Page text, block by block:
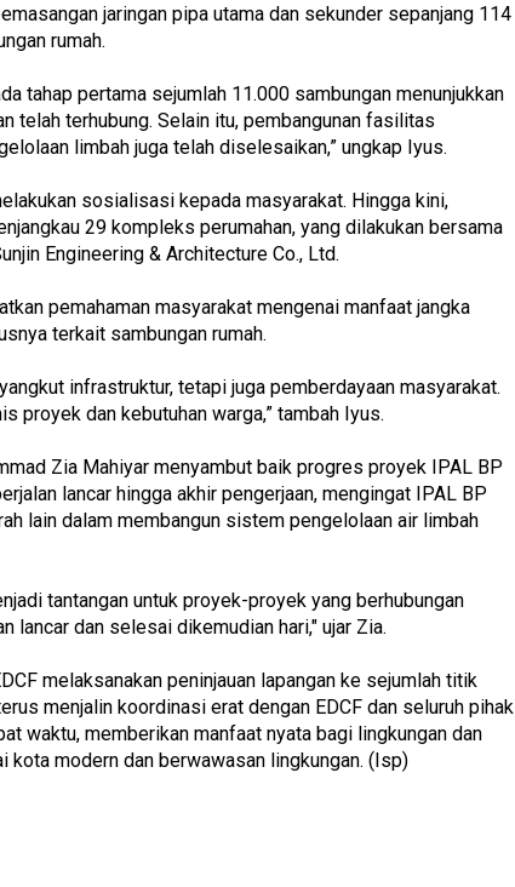
jaringan pipa utama dan sekunder sepanjang 114
rumah.
tahap pertama sejumlah 11.000 sambungan menunjukkan
telah terhubung. Selain itu, pembangunan fasilitas
limbah juga telah diselesaikan,” ungkap Iyus.
sosialisasi kepada masyarakat. Hingga kini,
29 kompleks perumahan, yang dilakukan bersama
Engineering & Architecture Co., Ltd.
pemahaman masyarakat mengenai manfaat jangka
terkait sambungan rumah.
infrastruktur, tetapi juga pemberdayaan masyarakat.
proyek dan kebutuhan warga,” tambah Iyus.
Zia Mahiyar menyambut baik progres proyek IPAL BP
lancar hingga akhir pengerjaan, mengingat IPAL BP
lain dalam membangun sistem pengelolaan air limbah
tantangan untuk proyek-proyek yang berhubungan
lancar dan selesai dikemudian hari," ujar Zia.
melaksanakan peninjauan lapangan ke sejumlah titik
menjalin koordinasi erat dengan EDCF dan seluruh pihak
waktu, memberikan manfaat nyata bagi lingkungan dan
modern dan berwawasan lingkungan. (Isp)